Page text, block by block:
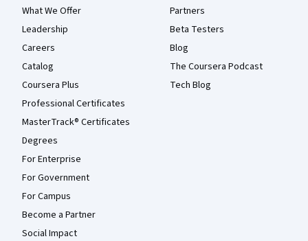
What We Offer
Leadership
Careers
Catalog
Coursera Plus
Professional Certificates
MasterTrack® Certificates
Degrees
For Enterprise
For Government
For Campus
Become a Partner
Social Impact
Partners
Beta Testers
Blog
The Coursera Podcast
Tech Blog